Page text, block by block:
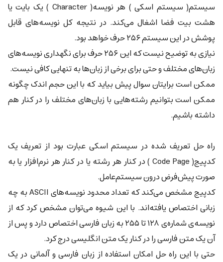
سیستم( سیستم اسکی ) هر نویسه( Character ) یک بایت یا
هشت بیت فضا اشغال می‌کند. در نتیجه کل نویسه‌های قابل
پوشش در این سیستم ۲۵۶ حرف خواهد بود.
نیازی به توضیح نیست که این ۲۵۶ حرف برای نگهداری نویسه‌های
زبان‌های مختلف و حتی برای برخی از زبان‌ها به تنهایی کافی نیست.
ممکن است برایتان سوال پیش بیاید که با این حجم اندک چگونه
ممکن است بتوانیم رشته‌هایی با زبان‌های مختلف را در کنار هم
داشته باشیم.
راه حل تعریف شده در سیستم اسکی عبارت بود از تعریف یک
کدپیج( Code Page ) در کنار هر رشته یا در کنار هر نرم‌افزار یا به
صورت پیش‌فرض درون سیستم‌عامل.
کدپیج مشخص می‌کند که تعداد محدود نویسه‌های ASCII به چه
زبانی اختصاص یافته‌اند. با این شیوه می‌توان مشخص کرد که از
نویسه‌ی شماره‌ی ۱۲۸ تا ۲۵۵ به زبان فارسی اختصاص دارد و پس از
آن یک متن فارسی را در کنار یک متن انگلیسی درج کرد.
حتی با این راه حل امکان استفاده از زبان فارسی و آلمانی در یک